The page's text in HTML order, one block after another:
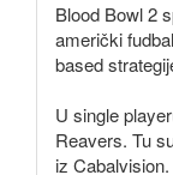
Blood Bowl 2
američki
based
U single
Reavers. Tu
iz